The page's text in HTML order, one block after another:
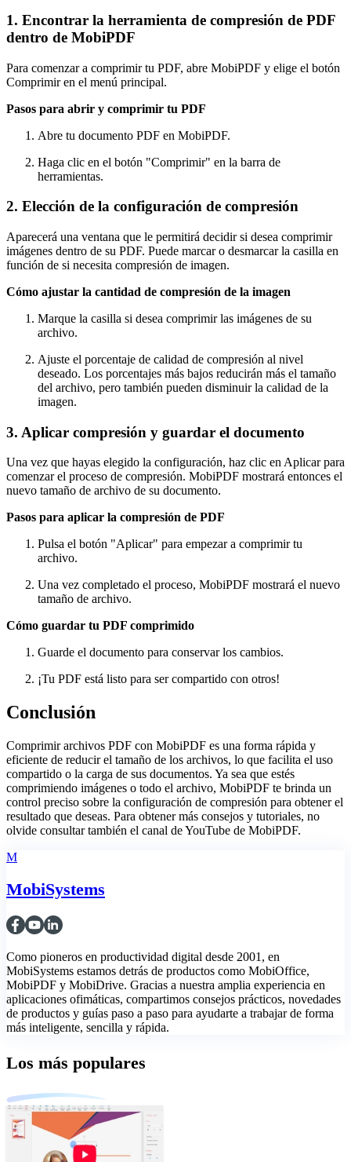
1. Encontrar la herramienta de compresión de PDF
dentro de MobiPDF
Para comenzar a comprimir tu PDF, abre MobiPDF y elige el botón
Comprimir en el menú principal.
Pasos para abrir y comprimir tu PDF
Abre tu documento PDF en MobiPDF.
Haga clic en el botón "Comprimir" en la barra de
herramientas.
2. Elección de la configuración de compresión
Aparecerá una ventana que le permitirá decidir si desea comprimir
imágenes dentro de su PDF. Puede marcar o desmarcar la casilla en
función de si necesita compresión de imagen.
Cómo ajustar la cantidad de compresión de la imagen
Marque la casilla si desea comprimir las imágenes de su
archivo.
Ajuste el porcentaje de calidad de compresión al nivel
deseado. Los porcentajes más bajos reducirán más el tamaño
del archivo, pero también pueden disminuir la calidad de la
imagen.
3. Aplicar compresión y guardar el documento
Una vez que hayas elegido la configuración, haz clic en Aplicar para
comenzar el proceso de compresión. MobiPDF mostrará entonces el
nuevo tamaño de archivo de su documento.
Pasos para aplicar la compresión de PDF
Pulsa el botón "Aplicar" para empezar a comprimir tu
archivo.
Una vez completado el proceso, MobiPDF mostrará el nuevo
tamaño de archivo.
Cómo guardar tu PDF comprimido
Guarde el documento para conservar los cambios.
¡Tu PDF está listo para ser compartido con otros!
Conclusión
Comprimir archivos PDF con MobiPDF es una forma rápida y
eficiente de reducir el tamaño de los archivos, lo que facilita el uso
compartido o la carga de sus documentos. Ya sea que estés
comprimiendo imágenes o todo el archivo, MobiPDF te brinda un
control preciso sobre la configuración de compresión para obtener el
resultado que deseas. Para obtener más consejos y tutoriales, no
olvide consultar también el canal de YouTube de MobiPDF.
M
MobiSystems
Como pioneros en productividad digital desde 2001, en
MobiSystems estamos detrás de productos como MobiOffice,
MobiPDF y MobiDrive. Gracias a nuestra amplia experiencia en
aplicaciones ofimáticas, compartimos consejos prácticos, novedades
de productos y guías paso a paso para ayudarte a trabajar de forma
más inteligente, sencilla y rápida.
Los más populares